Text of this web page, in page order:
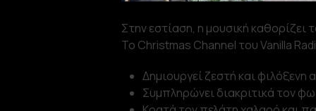
Στην εστίαση, η μουσική
Το Christmas Channel του Vanilla
Δημιουργεί ζεστή και φιλόξενη
Συμπληρώνει διακριτικά τον